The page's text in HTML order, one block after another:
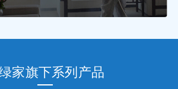
家旗下系列产品